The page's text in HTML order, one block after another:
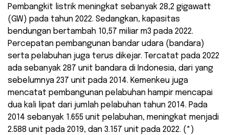
Pembangkit listrik meningkat sebanyak 28,2 gigawatt
(GW) pada tahun 2022. Sedangkan, kapasitas
bendungan bertambah 10,57 miliar m3 pada 2022.
Percepatan pembangunan bandar udara (bandara)
serta pelabuhan juga terus dikejar. Tercatat pada 2022
ada sebanyak 287 unit bandara di Indonesia, dari yang
sebelumnya 237 unit pada 2014. Kemenkeu juga
mencatat pembangunan pelabuhan hampir mencapai
dua kali lipat dari jumlah pelabuhan tahun 2014. Pada
2014 sebanyak 1.655 unit pelabuhan, meningkat menjadi
2.588 unit pada 2019, dan 3.157 unit pada 2022. (*)